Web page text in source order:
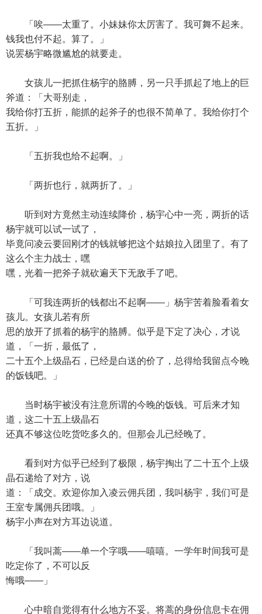
「唉——太重了。小妹妹你太厉害了。我可舞不起来。
钱我也付不起。算了。」
说罢杨宇略微尴尬的就要走。
女孩儿一把抓住杨宇的胳膊，另一只手抓起了地上的巨
斧道：「大哥别走，
我给你打五折，能抓的起斧子的也很不简单了。我给你打个
五折。」
「五折我也给不起啊。」
「两折也行，就两折了。」
听到对方竟然主动连续降价，杨宇心中一亮，两折的话
杨宇就可以试一试了，
毕竟问凌云要回刚才的钱就够把这个姑娘拉入团里了。有了
这么个主力战士，嘿
嘿，光着一把斧子就砍遍天下无敌手了吧。
「可我连两折的钱都出不起啊——」杨宇苦着脸看着女
孩儿。女孩儿若有所
思的放开了抓着的杨宇的胳膊。似乎是下定了决心，才说
道，「一折，最低了，
二十五个上级晶石，已经是白送的价了，总得给我留点今晚
的饭钱吧。」
当时杨宇被没有注意所谓的今晚的饭钱。可后来才知
道，这二十五上级晶石
还真不够这位吃货吃多久的。但那会儿已经晚了。
看到对方似乎已经到了极限，杨宇掏出了二十五个上级
晶石递给了对方，说
道：「成交。欢迎你加入凌云佣兵团，我叫杨宇，我们可是
王室专属佣兵团哦。」
杨宇小声在对方耳边说道。
「我叫蒿——单一个字哦——嘻嘻。一学年时间我可是
吃定你了，不可以反
悔哦——」
心中暗自觉得有什么地方不妥。将蒿的身份信息卡在佣